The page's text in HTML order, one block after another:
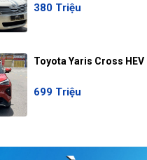
380 Triệu
Toyota Yaris Cross HEV
699 Triệu